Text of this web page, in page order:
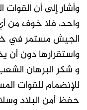
وأشار إلى أن
واحد، فلا خوف من
الجيش مستمر في
واستقرارها دون أن
و شكر البرهان
للإنضمام للقوات
حفظ أمن البلاد